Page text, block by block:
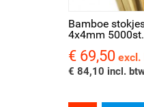
Bamboe
4x4mm 5000st.
Prijs
€ 69,50 excl.
€ 84,10 incl.